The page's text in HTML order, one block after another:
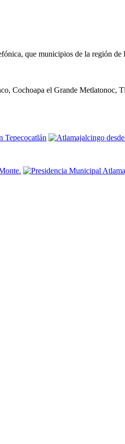
que municipios de la región de
Cochoapa el Grande Metlatonoc,